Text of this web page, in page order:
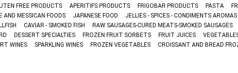
FREE PRODUCTS APERITIFS PRODUCTS FRIGOBAR PRODUCTS PASTA
AND MESSICAN FOODS JAPANESE FOOD JELLIES - SPICES - CONDIMENTS AROMAS
CAVIAR - SMOKED FISH RAW SAUSAGES-CURED MEATS-SMOKED SAUSAGES
DESSERT SPECIALTIES FROZEN FRUIT SORBETS FRUIT JUICES
WINES SPARKLING WINES FROZEN VEGETABLES CROISSANT AND BREAD